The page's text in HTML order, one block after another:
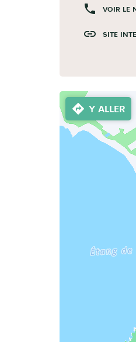
VOIR LE
SITE
Y ALLER